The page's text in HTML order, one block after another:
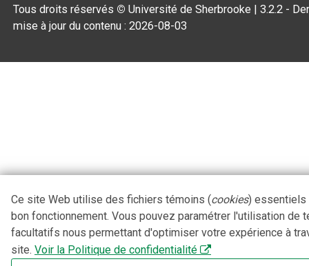
Tous droits réservés © Université de Sherbrooke |3.2.2 -
mise à jour du contenu :2026-08-03
Ce site Web utilise des fichiers témoins (cookies) essentiels
bon fonctionnement. Vous pouvez paramétrer l'utilisation de
facultatifs nous permettant d'optimiser votre expérience à
site. Voir la Politique de confidentialité